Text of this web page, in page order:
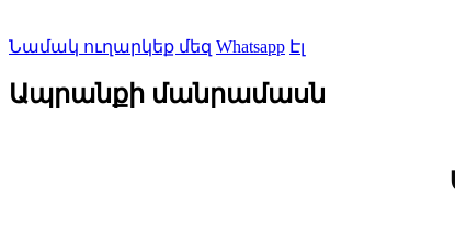
Նամակ ուղարկեք մեզ Whatsapp Էլ
Ապրանքի մանրամասն